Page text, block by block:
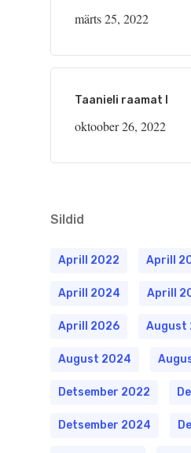
märts 25, 2022
Taanieli raamat I
oktoober 26, 2022
Sildid
Aprill 2022 Aprill
Aprill 2024 Aprill
Aprill 2026 August
August 2024
Detsember 2022
Detsember 2024